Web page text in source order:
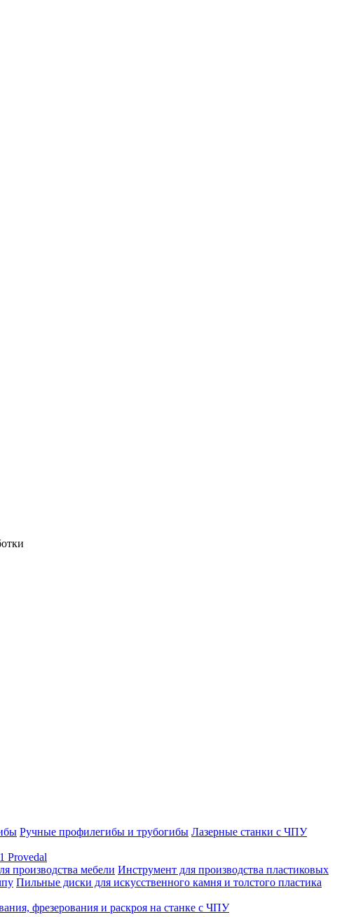
Ручные профилегибы и трубогибы Лазерные станки с ЧПУ
Provedal
производства мебели Инструмент для производства пластиковых
Пильные диски для искусственного камня и толстого пластика
фрезерования и раскроя на станке с ЧПУ